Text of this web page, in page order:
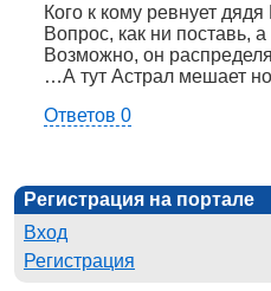
Кого к кому ревнует дядя
Вопрос, как ни поставь,
Возможно, он
…А тут Астрал мешает
Ответов 0
Регистрация на портале
Вход
Регистрация